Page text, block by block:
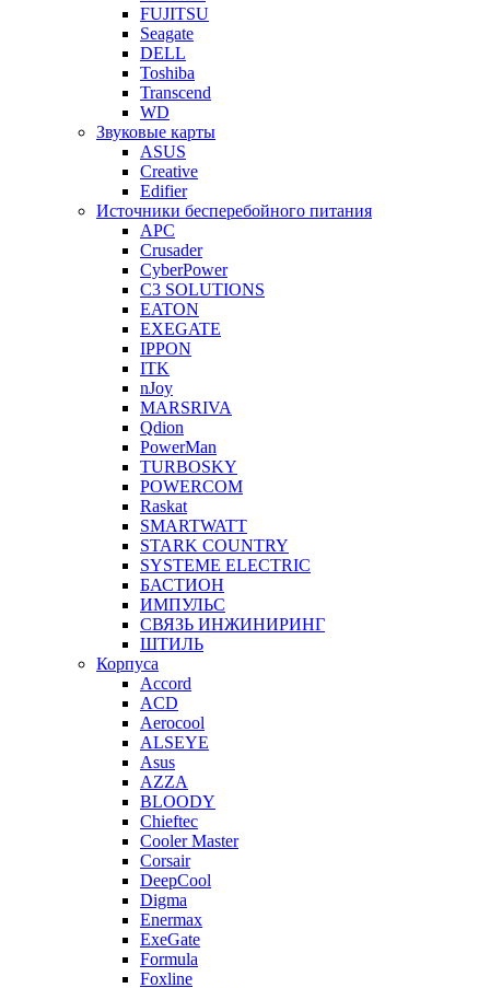
FUJITSU
Seagate
DELL
Toshiba
Transcend
WD
Звуковые карты
ASUS
Creative
Edifier
Источники бесперебойного питания
APC
Crusader
CyberPower
C3 SOLUTIONS
EATON
EXEGATE
IPPON
ITK
nJoy
MARSRIVA
Qdion
PowerMan
TURBOSKY
POWERCOM
Raskat
SMARTWATT
STARK COUNTRY
SYSTEME ELECTRIC
БАСТИОН
ИМПУЛЬС
СВЯЗЬ ИНЖИНИРИНГ
ШТИЛЬ
Корпуса
Accord
ACD
Aerocool
ALSEYE
Asus
AZZA
BLOODY
Chieftec
Cooler Master
Corsair
DeepCool
Digma
Enermax
ExeGate
Formula
Foxline